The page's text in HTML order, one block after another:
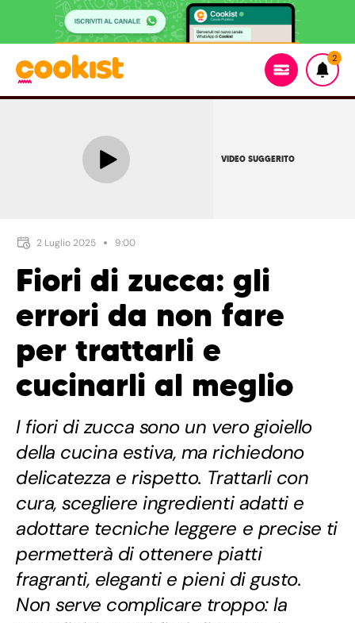
2
VIDEO SUGGERITO
2 Luglio 2025 9:00
Fiori di zucca: gli
errori da non fare
per trattarli e
cucinarli al meglio
I fiori di zucca sono un vero gioiello
della cucina estiva, ma richiedono
delicatezza e rispetto. Trattarli con
cura, scegliere ingredienti adatti e
adottare tecniche leggere e precise ti
permetterà di ottenere piatti
fragranti, eleganti e pieni di gusto.
Non serve complicare troppo: la